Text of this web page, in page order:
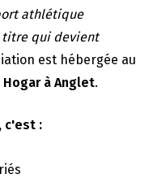
athlétique
titre qui devient
est hébergée au
à Anglet.
c'est :